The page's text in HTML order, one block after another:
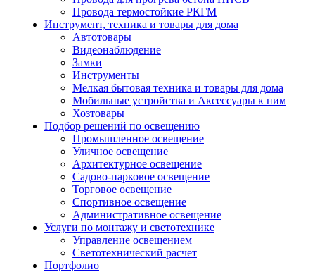
Провода термостойкие РКГМ
Инструмент, техника и товары для дома
Автотовары
Видеонаблюдение
Замки
Инструменты
Мелкая бытовая техника и товары для дома
Мобильные устройства и Аксессуары к ним
Хозтовары
Подбор решений по освещению
Промышленное освещение
Уличное освещение
Архитектурное освещение
Садово-парковое освещение
Торговое освещение
Спортивное освещение
Административное освещение
Услуги по монтажу и светотехнике
Управление освещением
Светотехнический расчет
Портфолио